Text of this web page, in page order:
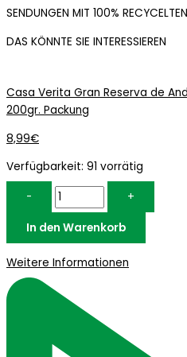
SENDUNGEN MIT 100%
DAS KÖNNTE SIE INTERESSIEREN
Casa Verita Gran Reserva de
200gr. Packung
8,99€
Verfügbarkeit: 91 vorrätig
-
+
In den Warenkorb
Weitere Informationen